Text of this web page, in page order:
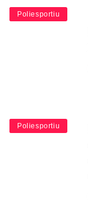
Esports
Poliesportiu
Esports
Poliesportiu